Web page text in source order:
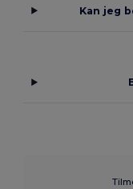
Kan jeg